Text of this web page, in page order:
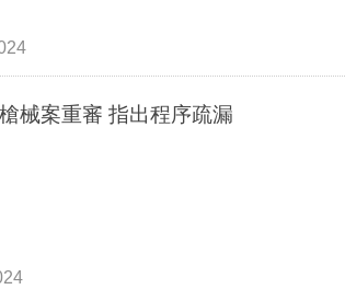
械案重審 指出程序疏漏